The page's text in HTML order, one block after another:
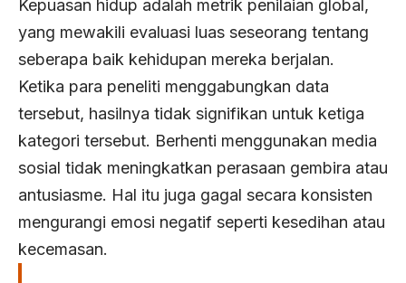
Kepuasan hidup adalah metrik penilaian global,
yang mewakili evaluasi luas seseorang tentang
seberapa baik kehidupan mereka berjalan.
Ketika para peneliti menggabungkan data
tersebut, hasilnya tidak signifikan untuk ketiga
kategori tersebut. Berhenti menggunakan media
sosial tidak meningkatkan perasaan gembira atau
antusiasme. Hal itu juga gagal secara konsisten
mengurangi emosi negatif seperti kesedihan atau
kecemasan.